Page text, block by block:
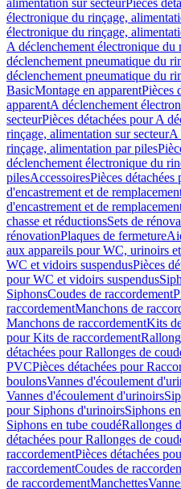
alimentation sur secteurPièces
électronique du rinçage,
électronique du rinçage,
A déclenchement électronique
déclenchement pneumatique du
déclenchement pneumatique du
BasicMontage en apparentPièces
apparentA déclenchement
secteurPièces détachées pour A
rinçage, alimentation sur secteurA
rinçage, alimentation par piles
déclenchement électronique du
pilesAccessoiresPièces détachées
d'encastrement et de
d'encastrement et de
chasse et réductionsSets de
rénovationPlaques de fermeture
aux appareils pour WC, urinoirs
WC et vidoirs suspendusPièces
pour WC et vidoirs suspendus
SiphonsCoudes de raccordement
raccordementManchons de
Manchons de raccordementKits
pour Kits de raccordement
détachées pour Rallonges de
PVCPièces détachées pour
boulonsVannes d'écoulement
Vannes d'écoulement d'urinoirs
pour Siphons d'urinoirsSiphons
Siphons en tube coudéRallonges
détachées pour Rallonges de
raccordementPièces détachées
raccordementCoudes de
de raccordementManchettes